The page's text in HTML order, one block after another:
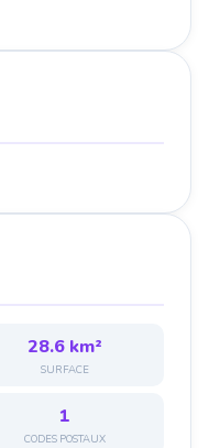
28.6 km²
SURFACE
1
CODES POSTAUX